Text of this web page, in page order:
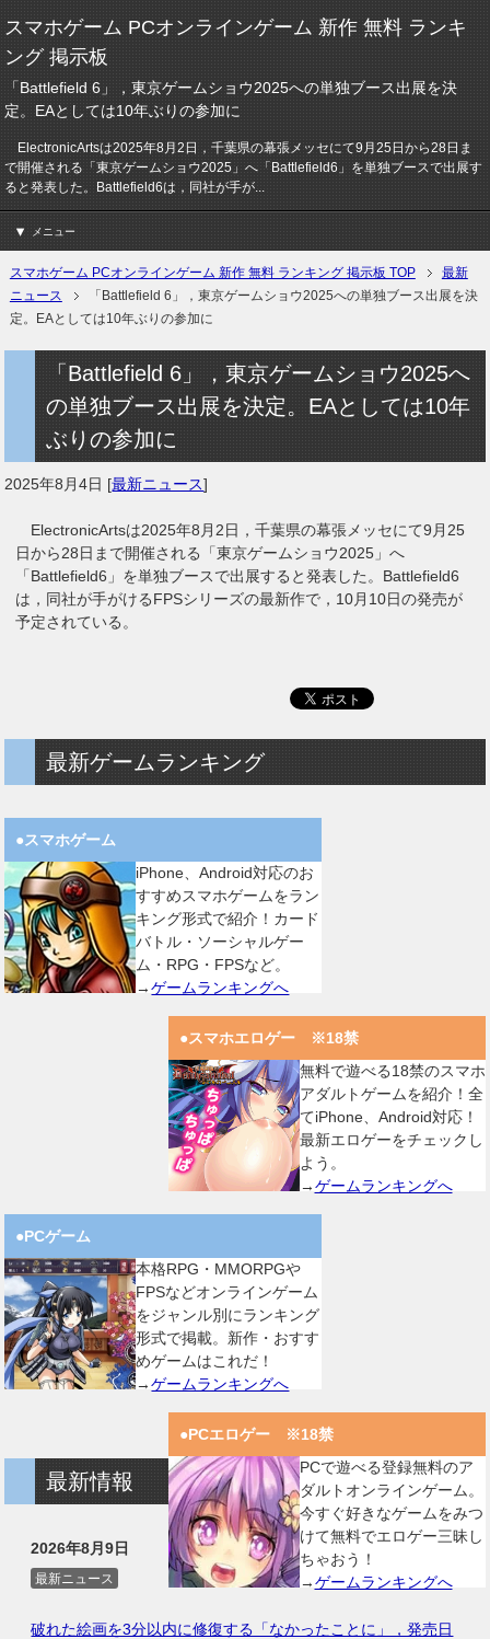
スマホゲーム PCオンラインゲーム 新作 無料 ランキ
ング 掲示板
「Battlefield 6」，東京ゲームショウ2025への単独ブース出展を決
定。EAとしては10年ぶりの参加に
ElectronicArtsは2025年8月2日，千葉県の幕張メッセにて9月25日から28日ま
で開催される「東京ゲームショウ2025」へ「Battlefield6」を単独ブースで出展す
ると発表した。Battlefield6は，同社が手が...
メニュー
スマホゲーム PCオンラインゲーム 新作 無料 ランキング 掲示板 TOP
最新
ニュース
「Battlefield 6」，東京ゲームショウ2025への単独ブース出展を決
定。EAとしては10年ぶりの参加に
「Battlefield 6」，東京ゲームショウ2025へ
の単独ブース出展を決定。EAとしては10年
ぶりの参加に
2025年8月4日 [最新ニュース]
ElectronicArtsは2025年8月2日，千葉県の幕張メッセにて9月25
日から28日まで開催される「東京ゲームショウ2025」へ
「Battlefield6」を単独ブースで出展すると発表した。Battlefield6
は，同社が手がけるFPSシリーズの最新作で，10月10日の発売が
予定されている。
最新ゲームランキング
●スマホゲーム
iPhone、Android対応のお
すすめスマホゲームをラン
キング形式で紹介！カード
バトル・ソーシャルゲー
ム・RPG・FPSなど。
→ゲームランキングへ
●スマホエロゲー ※18禁
無料で遊べる18禁のスマホ
アダルトゲームを紹介！全
てiPhone、Android対応！
最新エロゲーをチェックし
よう。
→ゲームランキングへ
●PCゲーム
本格RPG・MMORPGや
FPSなどオンラインゲーム
をジャンル別にランキング
形式で掲載。新作・おすす
めゲームはこれだ！
→ゲームランキングへ
●PCエロゲー ※18禁
PCで遊べる登録無料のア
ダルトオンラインゲーム。
今すぐ好きなゲームをみつ
けて無料でエロゲー三昧し
ちゃおう！
→ゲームランキングへ
最新情報
2026年8月9日
最新ニュース
破れた絵画を3分以内に修復する「なかったことに」，発売日